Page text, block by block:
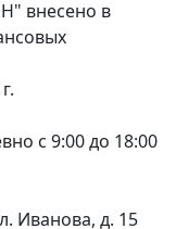
внесено в
с 9:00 до 18:00
Иванова, д. 15